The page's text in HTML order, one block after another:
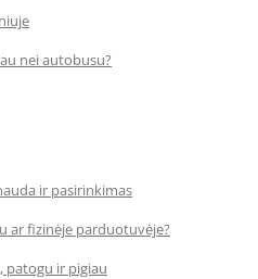
nei autobusu?
ir pasirinkimas
ar fizinėje parduotuvėje?
patogu ir pigiau